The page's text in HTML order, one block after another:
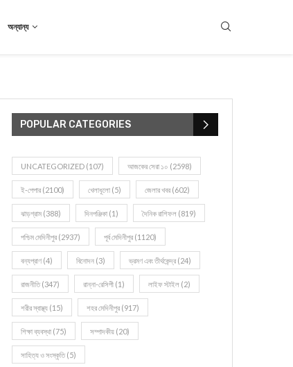
অন্যান্য
POPULAR CATEGORIES
UNCATEGORIZED (107) আজকের সেরা ১০ (2598)
ই-পেপার (2100) খেলাধূলো (5) জেলার খবর (602)
ঝাড়গ্রাম (388) দিনপঞ্জিকা (1) দৈনিক রাশিফল (819)
পশ্চিম মেদিনীপুর (2937) পূর্ব মেদিনীপুর (1120)
বন্যপ্রাণ (4) বিনোদন (3) ভ্রমণ এবং তীর্থকেন্দ্র (24)
রাজনীতি(347) রান্না-রেসিপী (1) লাইফ স্টাইল (2)
শরীর স্বাস্থ্য (15) শহর মেদিনীপুর (917)
শিক্ষা ব্যবস্থা (75) সম্পাদকীয় (20)
সাহিত্য ও সংস্কৃতি(5)